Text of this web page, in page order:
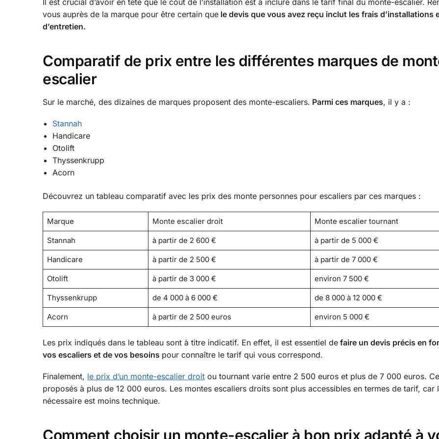
Il est crucial d’avoir en tête que le coût de l’installation est à inclure dans le tarif final du monte-escalier.
vous auprès de la marque pour être certain que le devis que vous avez reçu inclut les frais d’installations
d’entretien.
Comparatif de prix entre les différentes marques de
escalier
Sur le marché, des dizaines de marques proposent des monte-escaliers. Parmi ces marques, il y a :
Stannah
Handicare
Otolift
Thyssenkrupp
Acorn
Découvrez un tableau comparatif avec les prix des monte personnes pour escaliers par ces marques :
Marque Monte escalier droit Monte escalier tournant
Stannah à partir de 2 600 € à partir de 5 000 €
Handicare à partir de 2 500 € à partir de 7 000 €
Otolift à partir de 3 000 € environ 7 500 €
Thyssenkrupp de 4 000 à 6 000 € de 8 000 à 12 000 €
Acorn à partir de 2 500 euros environ 5 000 €
Les prix indiqués dans le tableau sont à titre indicatif. En effet, il est essentiel de faire un devis précis en
vos escaliers et de vos besoins pour connaître le tarif qui vous correspond.
Finalement, le prix d’un monte-escalier droit ou tournant varie entre 2 500 euros et plus de 7 000 euros.
proposés à plus de 12 000 euros. Les montes escaliers droits sont plus accessibles en termes de tarif, car
nécessaire est moins technique.
Comment choisir un monte-escalier à bon prix adapté à